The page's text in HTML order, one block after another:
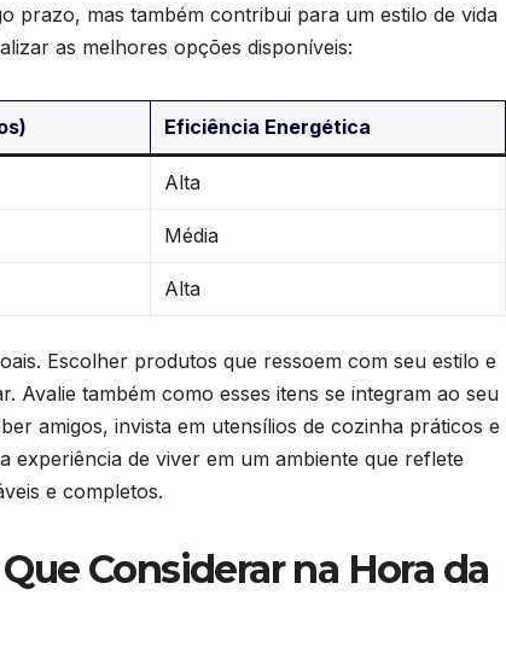
prazo, mas também contribui para um estilo de vida⁤
as ⁣melhores opções disponíveis:
Eficiência Energética
Alta
Média
Alta
Escolher produtos que ressoem⁢ com seu estilo e⁤
⁤também como esses‍ itens se integram ao⁤ seu
amigos, invista em utensílios de cozinha práticos e
experiência de viver em um ambiente que⁣ reflete
e ⁤completos.
Considerar na‍ Hora da